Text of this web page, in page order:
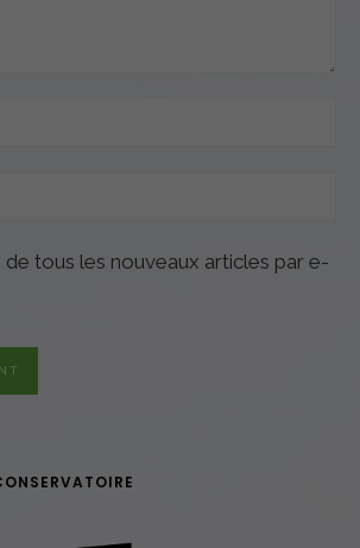
tous les nouveaux articles par e-